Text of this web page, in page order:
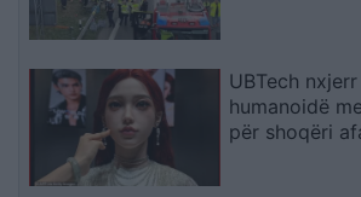
UBTech
humanoidë
për shoqëri